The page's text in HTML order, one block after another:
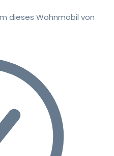
dieses Wohnmobil von